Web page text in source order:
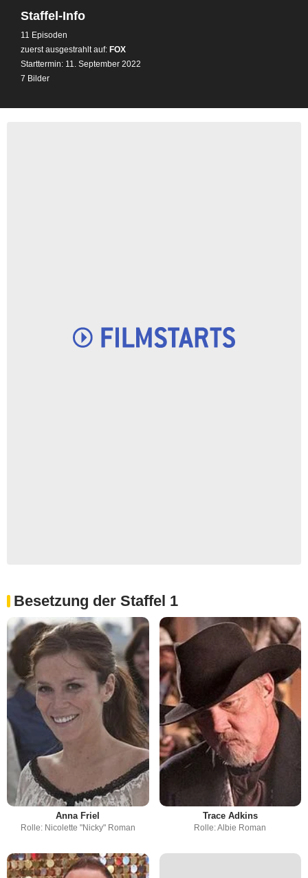
Staffel-Info
11 Episoden
zuerst ausgestrahlt auf: FOX
Starttermin: 11. September 2022
7 Bilder
Besetzung der Staffel 1
Anna Friel
Rolle: Nicolette "Nicky" Roman
Trace Adkins
Rolle: Albie Roman